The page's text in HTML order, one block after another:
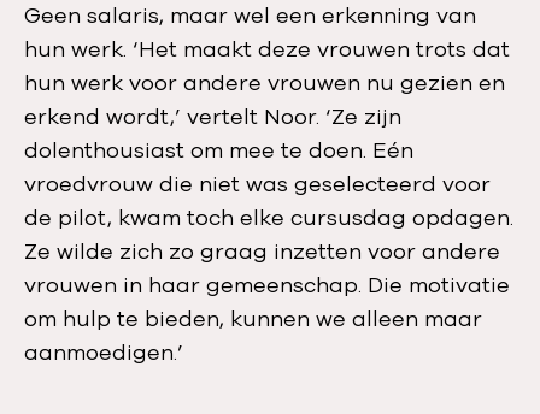
Geen salaris, maar wel een erkenning van
hun werk. ‘Het maakt deze vrouwen trots dat
hun werk voor andere vrouwen nu gezien en
erkend wordt,’ vertelt Noor. ‘Ze zijn
dolenthousiast om mee te doen. Eén
vroedvrouw die niet was geselecteerd voor
de pilot, kwam toch elke cursusdag opdagen.
Ze wilde zich zo graag inzetten voor andere
vrouwen in haar gemeenschap. Die motivatie
om hulp te bieden, kunnen we alleen maar
aanmoedigen.’